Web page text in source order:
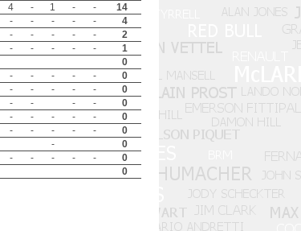
4 - 1 - -
14
- - - - -
4
- - - - -
2
- - - - -
1
0
- - - - -
0
- - - - -
0
- - - -
0
- - - - -
0
- - - - -
0
-
0
- - - - -
0
0